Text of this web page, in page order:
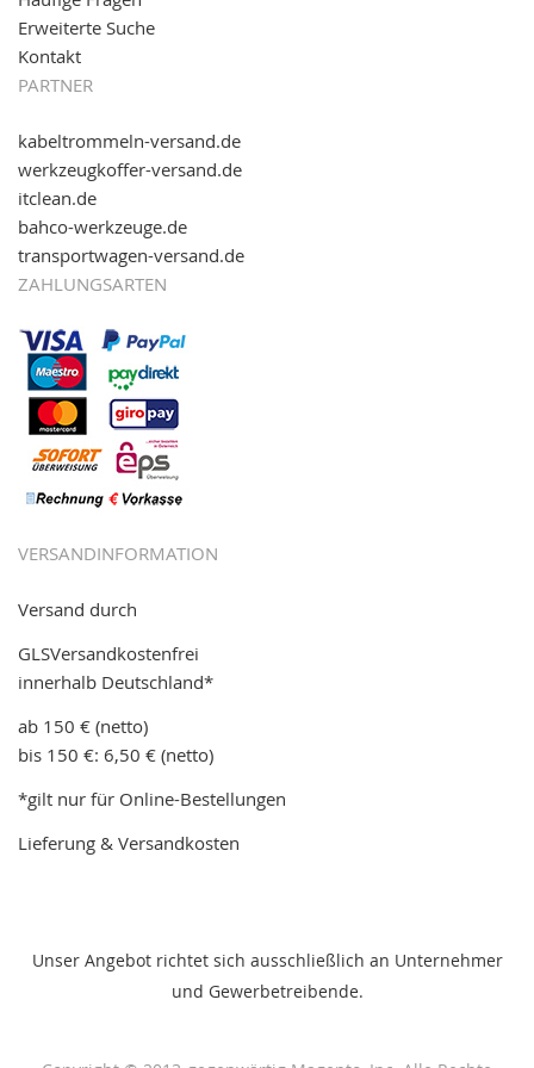
Erweiterte Suche
Kontakt
PARTNER
kabeltrommeln-versand.de
werkzeugkoffer-versand.de
itclean.de
bahco-werkzeuge.de
transportwagen-versand.de
ZAHLUNGSARTEN
VERSANDINFORMATION
Versand durch
GLSVersandkostenfrei
innerhalb Deutschland*
ab 150 € (netto)
bis 150 €: 6,50 € (netto)
*gilt nur für Online-Bestellungen
Lieferung & Versandkosten
Unser Angebot richtet sich ausschließlich an Unternehmer
und Gewerbetreibende.